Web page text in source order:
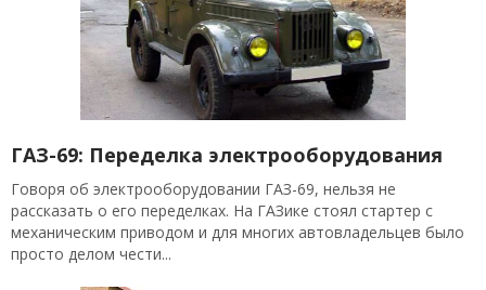
ГАЗ-69: Переделка электрооборудования
Говоря об электрооборудовании ГАЗ-69, нельзя не
рассказать о его переделках. На ГАЗике стоял стартер с
механическим приводом и для многих автовладельцев было
просто делом чести...